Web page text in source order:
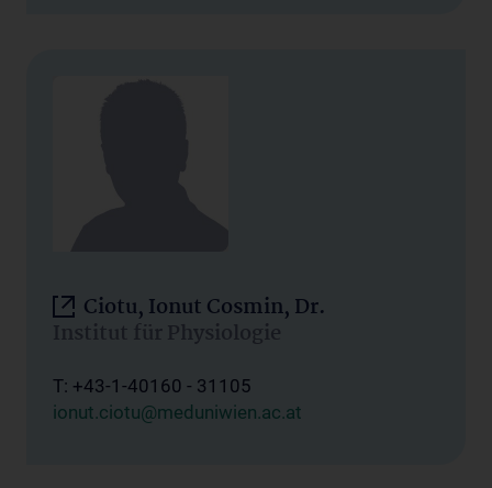
Ciotu, Ionut Cosmin, Dr.
Institut für Physiologie
T: +43-1-40160 - 31105
ionut.ciotu@meduniwien.ac.at